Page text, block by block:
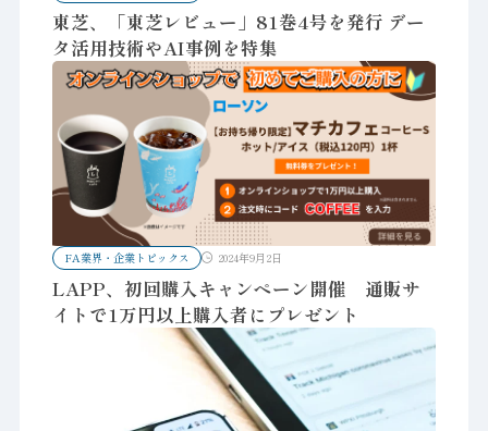
東芝、「東芝レビュー」81巻4号を発行 デー
タ活用技術やAI事例を特集
FA業界・企業トピックス 2024年9月2日
LAPP、初回購入キャンペーン開催 通販サ
イトで1万円以上購入者にプレゼント